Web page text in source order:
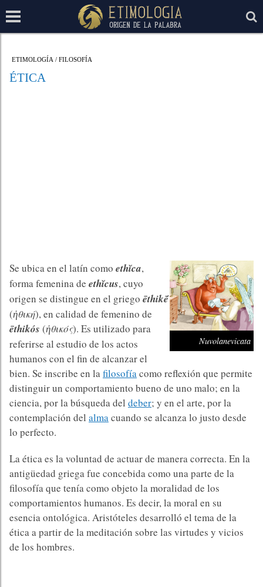
ETIMOLOGÍA / FILOSOFÍA
ÉTICA
Nuvolanevicata
Se ubica en el latín como ethĭca,
forma femenina de ethĭcus, cuyo
origen se distingue en el griego ēthikḗ
(ἠθική), en calidad de femenino de
ēthikós (ἠθικός). Es utilizado para
referirse al estudio de los actos
humanos con el fin de alcanzar el
bien. Se inscribe en lafilosofíacomo reflexión que permite
distinguir un comportamiento bueno de uno malo; en la
ciencia, por la búsqueda del deber; y en el arte, por la
contemplación del almacuando se alcanza lo justo desde
lo perfecto.
La ética es la voluntad de actuar de manera correcta. En la
antigüedad griega fue concebida como una parte de la
filosofía que tenía como objeto la moralidad de los
comportamientos humanos. Es decir, la moral en su
esencia ontológica. Aristóteles desarrolló el tema de la
ética a partir de la meditación sobre las virtudes y vicios
de los hombres.